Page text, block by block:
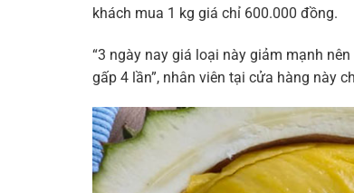
khách mua 1 kg giá chỉ 600.000 đồng.
“3 ngày nay giá loại này giảm mạnh
gấp 4 lần”, nhân viên tại cửa hàng này